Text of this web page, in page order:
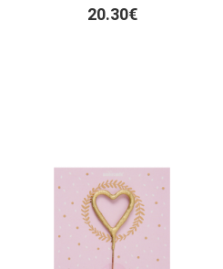
20.30€